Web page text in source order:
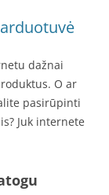
dažnai
O ar
pasirūpinti
Juk internete